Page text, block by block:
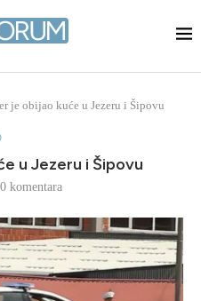
je obijao kuće u Jezeru i Šipovu
u Jezeru i Šipovu
0 komentara